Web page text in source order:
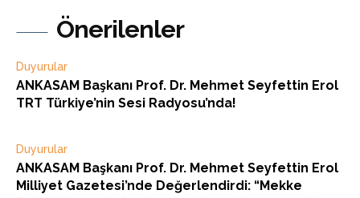
Önerilenler
Duyurular
ANKASAM Başkanı Prof. Dr. Mehmet Seyfettin Erol
TRT Türkiye’nin Sesi Radyosu’nda!
Duyurular
ANKASAM Başkanı Prof. Dr. Mehmet Seyfettin Erol
Milliyet Gazetesi’nde Değerlendirdi: “Mekke